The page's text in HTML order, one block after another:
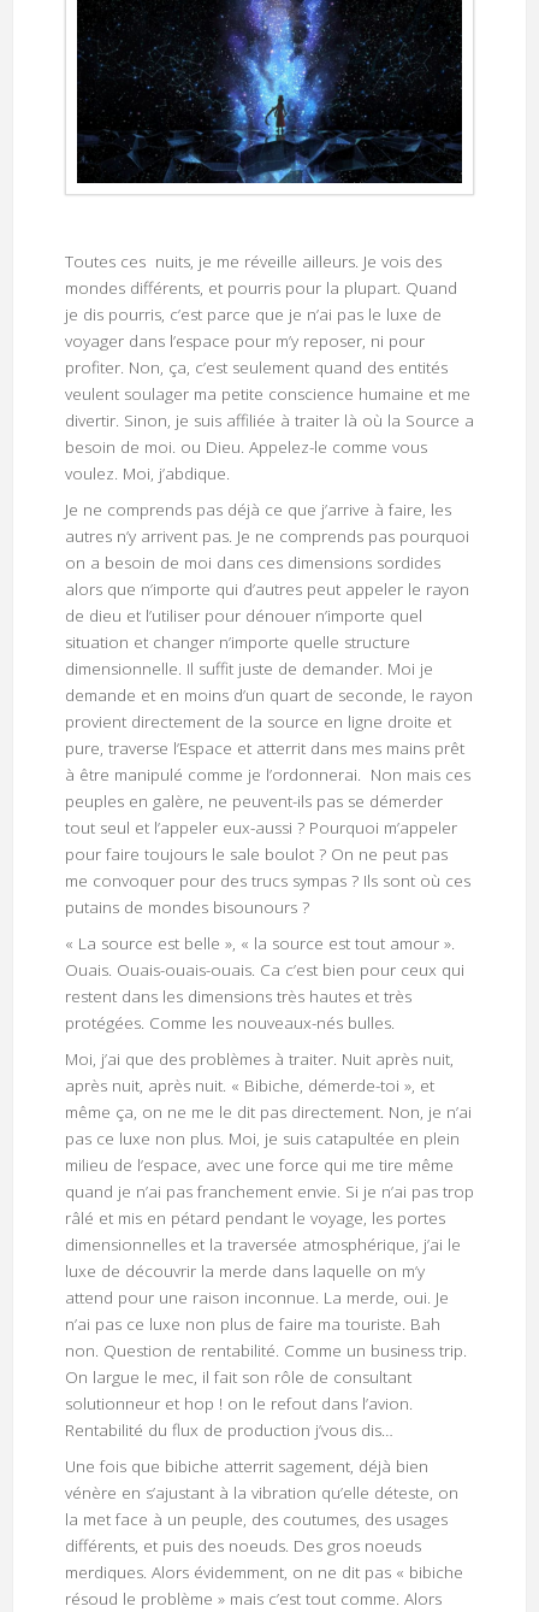
Toutes ces nuits, je me réveille ailleurs. Je vois des
mondes différents, et pourris pour la plupart. Quand
je dis pourris, c’est parce que je n’ai pas le luxe de
voyager dans l’espace pour m’y reposer, ni pour
profiter. Non, ça, c’est seulement quand des entités
veulent soulager ma petite conscience humaine et me
divertir. Sinon, je suis affiliée à traiter là où la Source a
besoin de moi. ou Dieu. Appelez-le comme vous
voulez. Moi, j’abdique.
Je ne comprends pas déjà ce que j’arrive à faire, les
autres n’y arrivent pas. Je ne comprends pas pourquoi
on a besoin de moi dans ces dimensions sordides
alors que n’importe qui d’autres peut appeler le rayon
de dieu et l’utiliser pour dénouer n’importe quel
situation et changer n’importe quelle structure
dimensionnelle. Il suffit juste de demander. Moi je
demande et en moins d’un quart de seconde, le rayon
provient directement de la source en ligne droite et
pure, traverse l’Espace et atterrit dans mes mains prêt
à être manipulé comme je l’ordonnerai. Non mais ces
peuples en galère, ne peuvent-ils pas se démerder
tout seul et l’appeler eux-aussi ? Pourquoi m’appeler
pour faire toujours le sale boulot ? On ne peut pas
me convoquer pour des trucs sympas ? Ils sont où ces
putains de mondes bisounours ?
« La source est belle », « la source est tout amour ».
Ouais. Ouais-ouais-ouais. Ca c’est bien pour ceux qui
restent dans les dimensions très hautes et très
protégées. Comme les nouveaux-nés bulles.
Moi, j’ai que des problèmes à traiter. Nuit après nuit,
après nuit, après nuit. « Bibiche, démerde-toi », et
même ça, on ne me le dit pas directement. Non, je n’ai
pas ce luxe non plus. Moi, je suis catapultée en plein
milieu de l’espace, avec une force qui me tire même
quand je n’ai pas franchement envie. Si je n’ai pas trop
râlé et mis en pétard pendant le voyage, les portes
dimensionnelles et la traversée atmosphérique, j’ai le
luxe de découvrir la merde dans laquelle on m’y
attend pour une raison inconnue. La merde, oui. Je
n’ai pas ce luxe non plus de faire ma touriste. Bah
non. Question de rentabilité. Comme un business trip.
On largue le mec, il fait son rôle de consultant
solutionneur et hop ! on le refout dans l’avion.
Rentabilité du flux de production j’vous dis…
Une fois que bibiche atterrit sagement, déjà bien
vénère en s’ajustant à la vibration qu’elle déteste, on
la met face à un peuple, des coutumes, des usages
différents, et puis des noeuds. Des gros noeuds
merdiques. Alors évidemment, on ne dit pas « bibiche
résoud le problème » mais c’est tout comme. Alors